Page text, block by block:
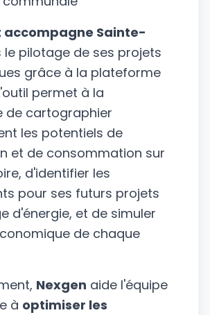
accompagne Sainte-
le pilotage de ses projets
grâce à la plateforme
permet à la
de cartographier
les potentiels de
et de consommation sur
d'identifier les
pour ses futurs projets
d'énergie, et de simuler
de chaque
Nexgen aide l'équipe
à optimiser les